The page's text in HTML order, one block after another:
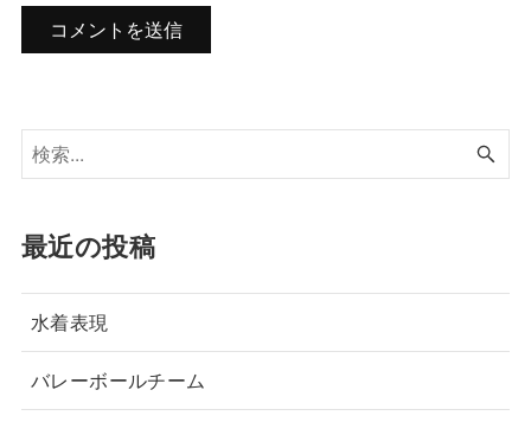
最近の投稿
水着表現
バレーボールチーム